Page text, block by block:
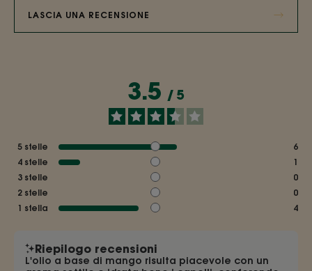
LASCIA UNA RECENSIONE
3.5 / 5
5 stelle
6
4 stelle
1
3 stelle
0
2 stelle
0
1 stella 4
Riepilogo recensioni
L'olio a base di mango risulta piacevole con un